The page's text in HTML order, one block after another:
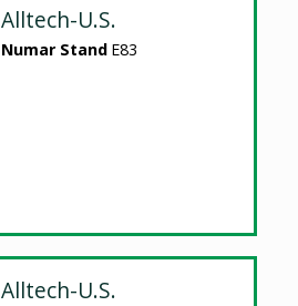
Alltech-U.S.
Numar Stand E83
Alltech-U.S.